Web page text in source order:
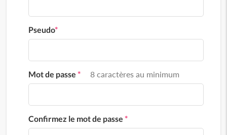
Pseudo*
Mot de passe * 8 caractères au minimum
Confirmez le mot de passe *